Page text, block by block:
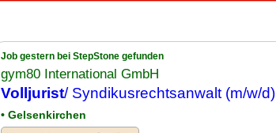
Job gestern bei StepStone gefunden
gym80 International GmbH
Volljurist/ Syndikusrechtsanwalt (m/w/d)
• Gelsenkirchen